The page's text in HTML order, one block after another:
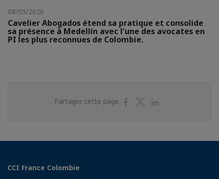
08/05/2026
Cavelier Abogados étend sa pratique et consolide
sa présence à Medellín avec l'une des avocates en
PI les plus reconnues de Colombie.
Partager cette page
PartagerPartager
CCI France Colombie